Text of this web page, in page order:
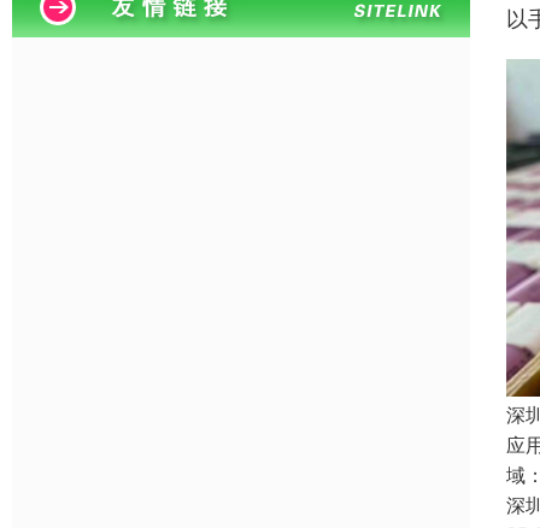
以
深
应
域
深